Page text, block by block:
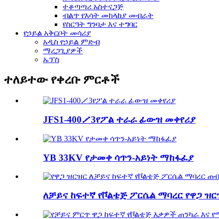
ተቆጣጣሪ አስተናጋጅ
ብልጥ የእሳት መከላከያ መብራት
የስርዓት ግንባታ እና ተግባር
የኃይል አቅርቦት መሳሪያ
አዲስ የኃይል ምድብ
ማረጋጊያዎች
ኡፕስ
ተለይተው የቀረቡ ምርቶች
JFS1-400／3የፖል ተራራ ፊውዝ መቀየሪያ
YB 33KV የታመቀ ሳጥን-አይነት ማከፋፈያ
ለቻይና ከፍተኛ የቮልቴጅ ፖርሴል ማባረር የዋጋ